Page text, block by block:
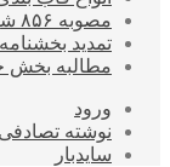
مصوبه ۸۵۶ شورای رقابت؛ این جاده یک‌طرفه است
تمدید بخشنامه
مطالبه بخش
ورود
نوشته تصادفی
سایدبار